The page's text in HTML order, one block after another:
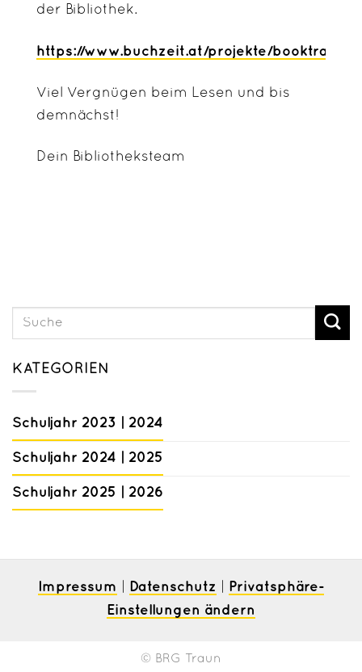
KATEGORIEN
Schuljahr 2023 | 2024
Schuljahr 2024 | 2025
Schuljahr 2025 | 2026
der Bibliothek.
https://www.buchzeit.at/projekte/
Viel Vergnügen beim Lesen und bis
demnächst!
Dein Bibliotheksteam
Impressum Datenschutz
Privatsphäre-
Einstellungen ändern
© BRG Traun